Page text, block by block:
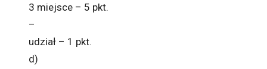
3 miejsce – 5 pkt.
–
udział – 1 pkt.
d)